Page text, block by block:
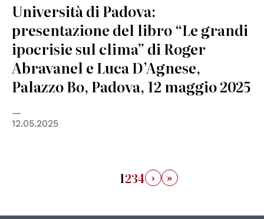
Università di Padova:
presentazione del libro “Le grandi
ipocrisie sul clima” di Roger
Abravanel e Luca D’Agnese,
Palazzo Bo, Padova, 12 maggio 2025
12.05.2025
1234 › »